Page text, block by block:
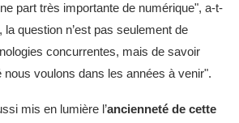
part très importante de numérique", a-t-
question n’est pas seulement de
concurrentes, mais de savoir
nous voulons dans les années à venir".
mis en lumière l’ancienneté de cette